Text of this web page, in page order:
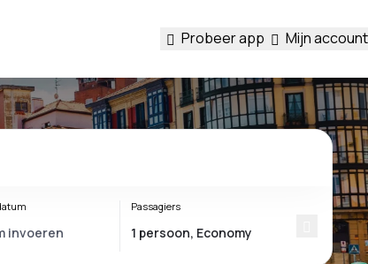
Probeer app Mijn account
Passagiers